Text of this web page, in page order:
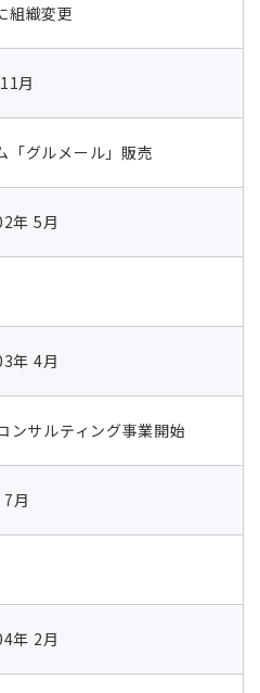
組織変更
11月
「グルメール」販売
年 5月
年 4月
ンサルティング事業開始
7月
年 2月